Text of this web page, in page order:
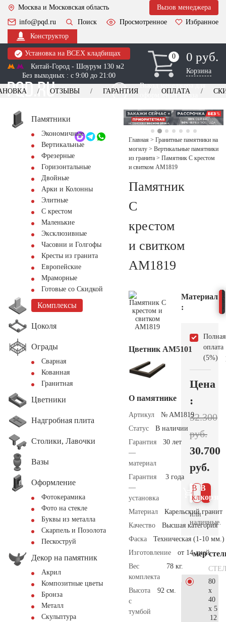
Москва и Московская область
Вызов менеджера
info@pqd.ru
Поиск Просмотренное
Избранное
Конструктор
Установка на ВСЕХ кладбищах
Китай-Город - Шоурум 130 м2
Без выходных : с 9:00 до 21:00
0
0 0 руб.
Корзина
Выезд менеджера для
оформления заказа
+7 (495) 518-44-23
Обратный звонок
ОТЗЫВЫ ГАРАНТИЯ ОПЛАТА
Памятники
Экономичные
Вертикальные
Фрезерные
Горизонтальные
Двойные
Арки и Колонны
Элитные
С крестом
Маленькие
Эксклюзивные
Часовни и Голгофы
Кресты из гранита
Европейские
Мраморные
Готовые со Скидкой
Комплексы
Цоколя
Ограды
Сварная
Кованная
Гранитная
Цветники
Надгробная плита
Столики, Лавочки
Вазы
Оформление
Фотокерамика
Фото на стекле
Буквы из металла
Скарпель и Позолота
Пескоструй
Декор на памятник
Акрил
Композитные цветы
Бронза
Металл
Скульптура
Главная > Гранитные памятники на
могилу > Вертикальные памятники
из гранита > Памятник С крестом
и свитком AM1819
Памятник
С
крестом
и свитком
AM1819
Цветник АМ5101
О памятнике
Артикул
№ AM1819
Статус
В наличии
Гарантия
—
материал
30 лет
Гарантия
—
установка
3 года
Материал
Карельский гранит
Качество
Высшая категория
Фаска
Техническая (1-10 мм.)
Изготовление
от 14 дней
Вес
комплекта
78 кг.
Высота
с
тумбой
92 см.
Материал
:
Полная
оплата
(5%)
Цена
:
32.300
руб.
30.700
руб.
В
В 1
клик
или
наличные.
Размер
80
x
40
x 5
12